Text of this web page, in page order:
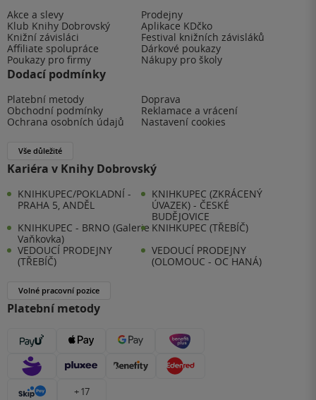
Akce a slevy
Prodejny
Klub Knihy Dobrovský
Aplikace KDčko
Knižní závisláci
Festival knižních závisláků
Affiliate spolupráce
Dárkové poukazy
Poukazy pro firmy
Nákupy pro školy
Dodací podmínky
Platební metody
Doprava
Obchodní podmínky
Reklamace a vrácení
Ochrana osobních údajů
Nastavení cookies
Vše důležité
Kariéra v Knihy Dobrovský
KNIHKUPEC/POKLADNÍ -
PRAHA 5, ANDĚL
KNIHKUPEC (ZKRÁCENÝ
ÚVAZEK) - ČESKÉ
BUDĚJOVICE
KNIHKUPEC - BRNO (Galerie
Vaňkovka)
KNIHKUPEC (TŘEBÍČ)
VEDOUCÍ PRODEJNY
(TŘEBÍČ)
VEDOUCÍ PRODEJNY
(OLOMOUC - OC HANÁ)
Volné pracovní pozice
Platební metody
+ 17